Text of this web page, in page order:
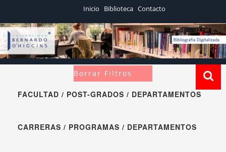
Inicio Biblioteca Contacto
Borrar Filtros
FACULTAD / POST-GRADOS / DEPARTAMENTOS
CARRERAS / PROGRAMAS / DEPARTAMENTOS